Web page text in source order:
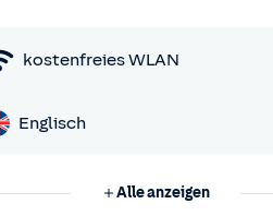
kostenfreies WLAN
Englisch
Alle anzeigen